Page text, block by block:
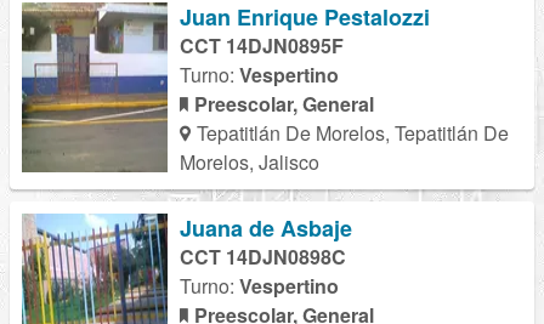
Juan Enrique Pestalozzi
CCT 14DJN0895F
Turno: Vespertino
Preescolar, General
Tepatitlán De Morelos, Tepatitlán De
Morelos, Jalisco
Juana de Asbaje
CCT 14DJN0898C
Turno: Vespertino
Preescolar, General